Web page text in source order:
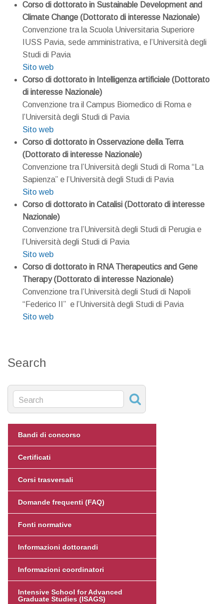
Corso di dottorato in Sustainable Development and
Climate Change (Dottorato di interesse Nazionale)
Convenzione tra la Scuola Universitaria Superiore
IUSS Pavia, sede amministrativa, e l’Università degli
Studi di Pavia
Sito web
Corso di dottorato in Intelligenza artificiale (Dottorato
di interesse Nazionale)
Convenzione tra il Campus Biomedico di Roma e
l’Università degli Studi di Pavia
Sito web
Corso di dottorato in Osservazione della Terra
(Dottorato di interesse Nazionale)
Convenzione tra l’Università degli Studi di Roma “La
Sapienza” e l’Università degli Studi di Pavia
Sito web
Corso di dottorato in Catalisi (Dottorato di interesse
Nazionale)
Convenzione tra l’Università degli Studi di Perugia e
l’Università degli Studi di Pavia
Sito web
Corso di dottorato in RNA Therapeutics and Gene
Therapy (Dottorato di interesse Nazionale)
Convenzione tra l’Università degli Studi di Napoli
“Federico II” e l’Università degli Studi di Pavia
Sito web
Search
Bandi di concorso
Certificati
Corsi trasversali
Domande frequenti (FAQ)
Fonti normative
Informazioni dottorandi
Informazioni coordinatori
Intensive School for Advanced
Graduate Studies (ISAGS)